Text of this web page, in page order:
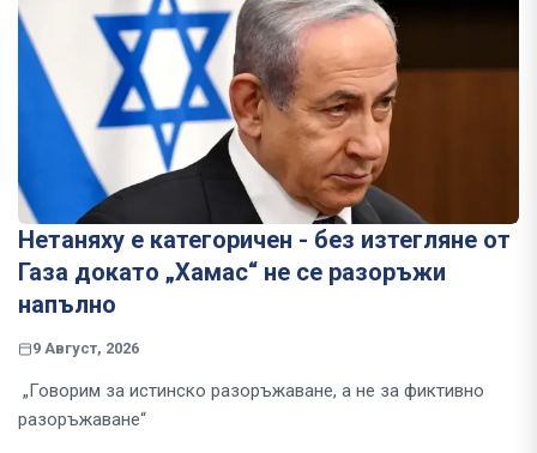
Нетаняху е категоричен - без изтегляне от
Газа докато „Хамас“ не се разоръжи
напълно
9 Август, 2026
„Говорим за истинско разоръжаване, а не за фиктивно
разоръжаване“